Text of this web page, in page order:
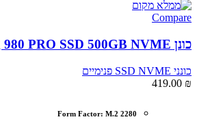
Compare
כונן Samsung 980 PRO SSD 500GB NVME
כונני SSD NVME פנימיים
419.00 ₪
Form Factor: M.2 2280